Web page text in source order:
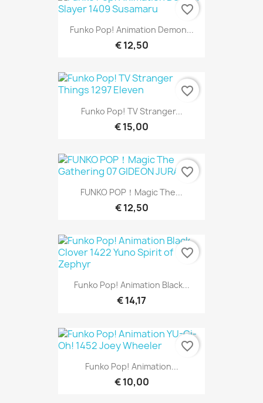
Funko Pop! Animation Demon...
€ 12,50
favorite_border
Funko Pop! TV Stranger...
€ 15,00
favorite_border
FUNKO POP！Magic The...
€ 12,50
favorite_border
Funko Pop! Animation Black...
€ 14,17
favorite_border
Funko Pop! Animation...
€ 10,00
favorite_border